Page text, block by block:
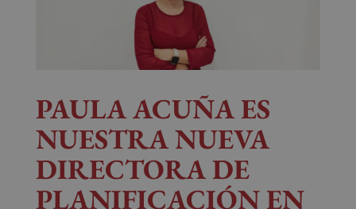
PAULA ACUÑA ES
NUESTRA NUEVA
DIRECTORA DE
PLANIFICACIÓN EN